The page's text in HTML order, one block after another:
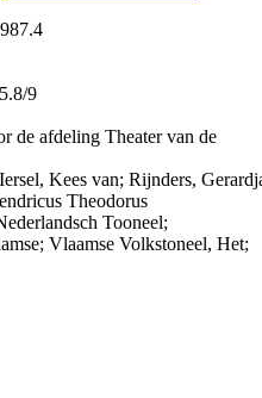
9
afdeling Theater van de
Kees van; Rijnders,
Theodorus
Tooneel;
Vlaamse Volkstoneel, Het;